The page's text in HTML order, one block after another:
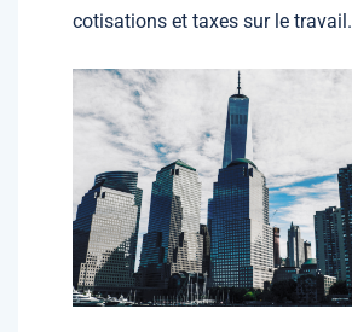
cotisations et taxes sur le travail.